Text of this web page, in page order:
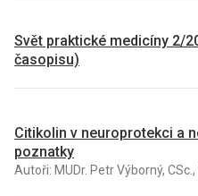
Svět praktické medicíny 2/
časopisu)
Citikolin v neuroprotekci a
poznatky
Autoři: MUDr. Petr Výborný, CSc.,